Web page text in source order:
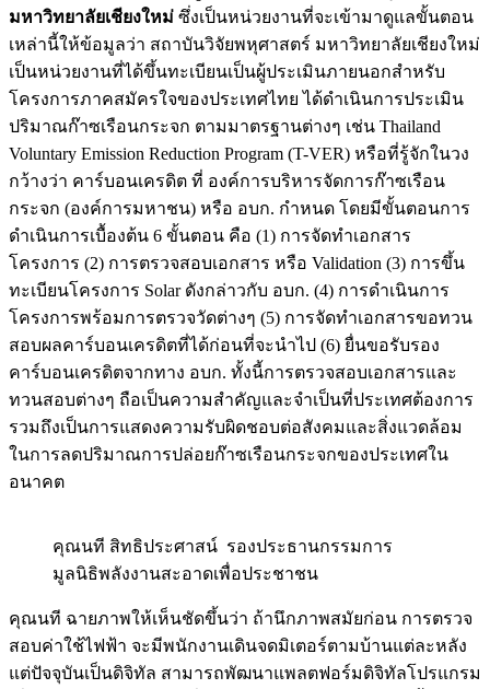
มหาวิทยาลัยเชียงใหม่ ซึ่งเป็นหน่วยงานที่จะเข้ามาดูแลขั้นตอน
เหล่านี้ให้ข้อมูลว่า สถาบันวิจัยพหุศาสตร์ มหาวิทยาลัยเชียงใหม่
เป็นหน่วยงานที่ได้ขึ้นทะเบียนเป็นผู้ประเมินภายนอกสำหรับ
โครงการภาคสมัครใจของประเทศไทย ได้ดำเนินการประเมิน
ปริมาณก๊าซเรือนกระจก ตามมาตรฐานต่างๆ เช่น Thailand
Voluntary Emission Reduction Program (T-VER) หรือที่รู้จักในวง
กว้างว่า คาร์บอนเครดิต ที่ องค์การบริหารจัดการก๊าซเรือน
กระจก (องค์การมหาชน) หรือ อบก. กำหนด โดยมีขั้นตอนการ
ดำเนินการเบื้องต้น 6 ขั้นตอน คือ (1) การจัดทำเอกสาร
โครงการ (2) การตรวจสอบเอกสาร หรือ Validation (3) การขึ้น
ทะเบียนโครงการ Solar ดังกล่าวกับ อบก. (4) การดำเนินการ
โครงการพร้อมการตรวจวัดต่างๆ (5) การจัดทำเอกสารขอทวน
สอบผลคาร์บอนเครดิตที่ได้ก่อนที่จะนำไป (6) ยื่นขอรับรอง
คาร์บอนเครดิตจากทาง อบก. ทั้งนี้การตรวจสอบเอกสารและ
ทวนสอบต่างๆ ถือเป็นความสำคัญและจำเป็นที่ประเทศต้องการ
รวมถึงเป็นการแสดงความรับผิดชอบต่อสังคมและสิ่งแวดล้อม
ในการลดปริมาณการปล่อยก๊าซเรือนกระจกของประเทศใน
อนาคต
คุณนที สิทธิประศาสน์ รองประธานกรรมการ
มูลนิธิพลังงานสะอาดเพื่อประชาชน
คุณนที ฉายภาพให้เห็นชัดขึ้นว่า ถ้านึกภาพสมัยก่อน การตรวจ
สอบค่าใช้ไฟฟ้า จะมีพนักงานเดินจดมิเตอร์ตามบ้านแต่ละหลัง
แต่ปัจจุบันเป็นดิจิทัล สามารถพัฒนาแพลตฟอร์มดิจิทัลโปรแกรม